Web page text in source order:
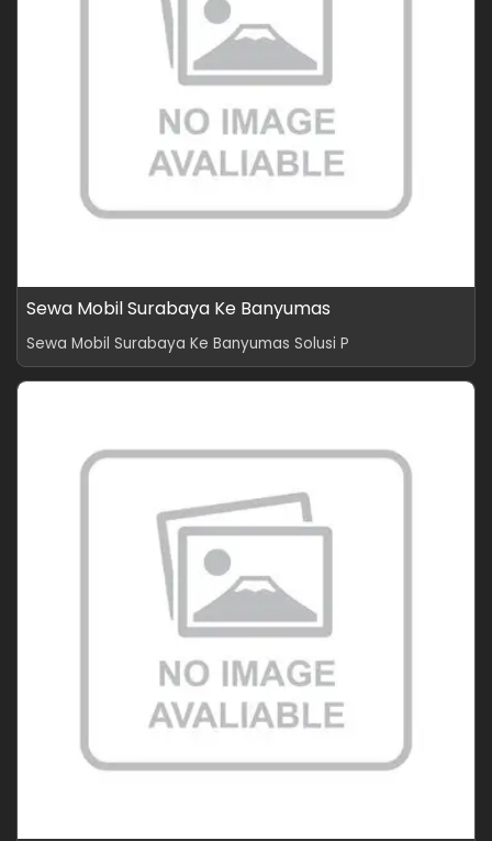
Sewa Mobil Surabaya Ke Banyumas
Sewa Mobil Surabaya Ke Banyumas Solusi P